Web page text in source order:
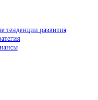
тенденции развития